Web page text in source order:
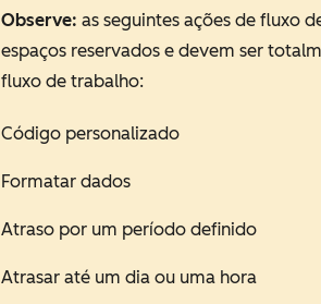
Observe: as seguintes ações de fluxo
espaços reservados e devem ser
fluxo de trabalho:
Código personalizado
Formatar dados
Atraso por um período definido
Atrasar até um dia ou uma hora